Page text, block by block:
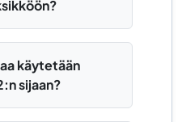
käytetään
sijaan?